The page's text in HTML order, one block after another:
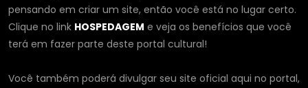
pensando em criar um site, então você está no lugar certo.
Clique no link HOSPEDAGEM e veja os benefícios que você
terá em fazer parte deste portal cultural!
Você também poderá divulgar seu site oficial aqui no portal,